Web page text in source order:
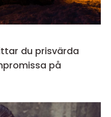
du prisvärda
på